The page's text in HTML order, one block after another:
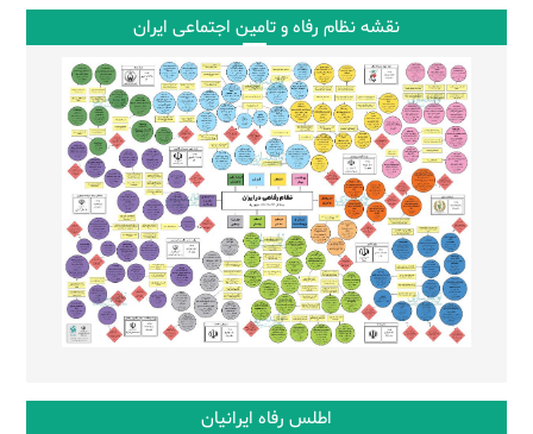
نقشه نظام رفاه و تامین اجتماعی ایران
اطلس رفاه ایرانیان